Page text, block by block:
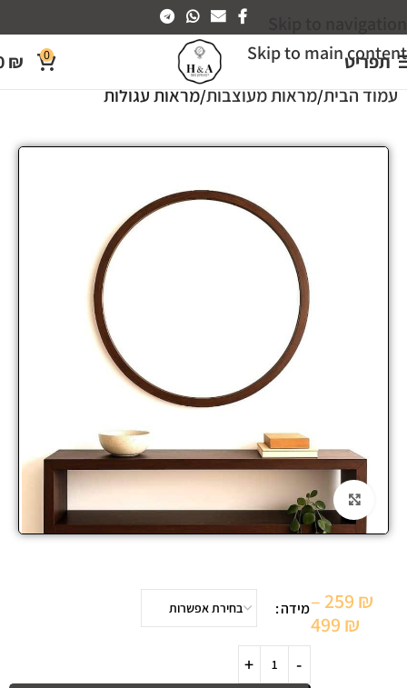
Skip to main content
תפריט 0
₪
עמוד הבית מראות מעוצבות מראות עגולות
Click to enlarge
259 ₪
–
499 ₪
מידה